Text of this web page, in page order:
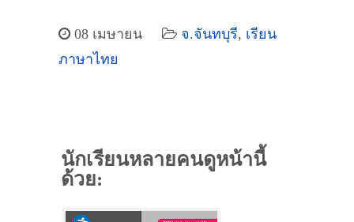
08 เมษายน จ.จันทบุรี, เรียน
ภาษาไทย
นักเรียนหลายคนดูหน้านี้
ด้วย: